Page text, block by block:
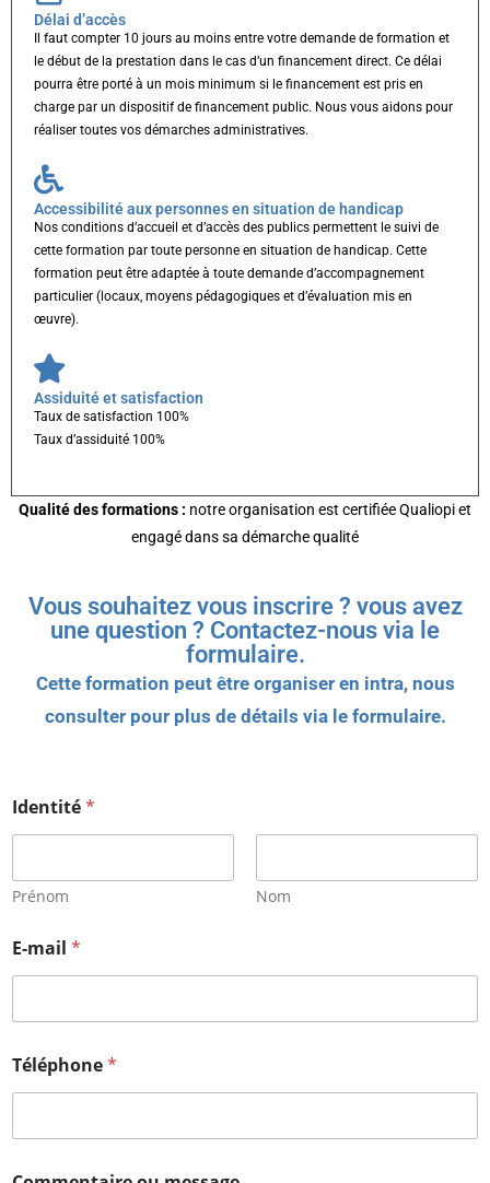
Délai d’accès
Il faut compter 10 jours au moins entre votre demande de formation et
le début de la prestation dans le cas d’un financement direct. Ce délai
pourra être porté à un mois minimum si le financement est pris en
charge par un dispositif de financement public. Nous vous aidons pour
réaliser toutes vos démarches administratives.
Accessibilité aux personnes en situation de handicap
Nos conditions d’accueil et d’accès des publics permettent le suivi de
cette formation par toute personne en situation de handicap. Cette
formation peut être adaptée à toute demande d’accompagnement
particulier (locaux, moyens pédagogiques et d’évaluation mis en
œuvre).
Assiduité et satisfaction
Taux de satisfaction 100%
Taux d’assiduité 100%
Qualité des formations : notre organisation est certifiée Qualiopi et
engagé dans sa démarche qualité
Vous souhaitez vous inscrire ? vous avez
une question ? Contactez-nous via le
formulaire.
Cette formation peut être organiser en intra, nous
consulter pour plus de détails via le formulaire.
Identité*
Prénom Nom
E-mail *
Téléphone*